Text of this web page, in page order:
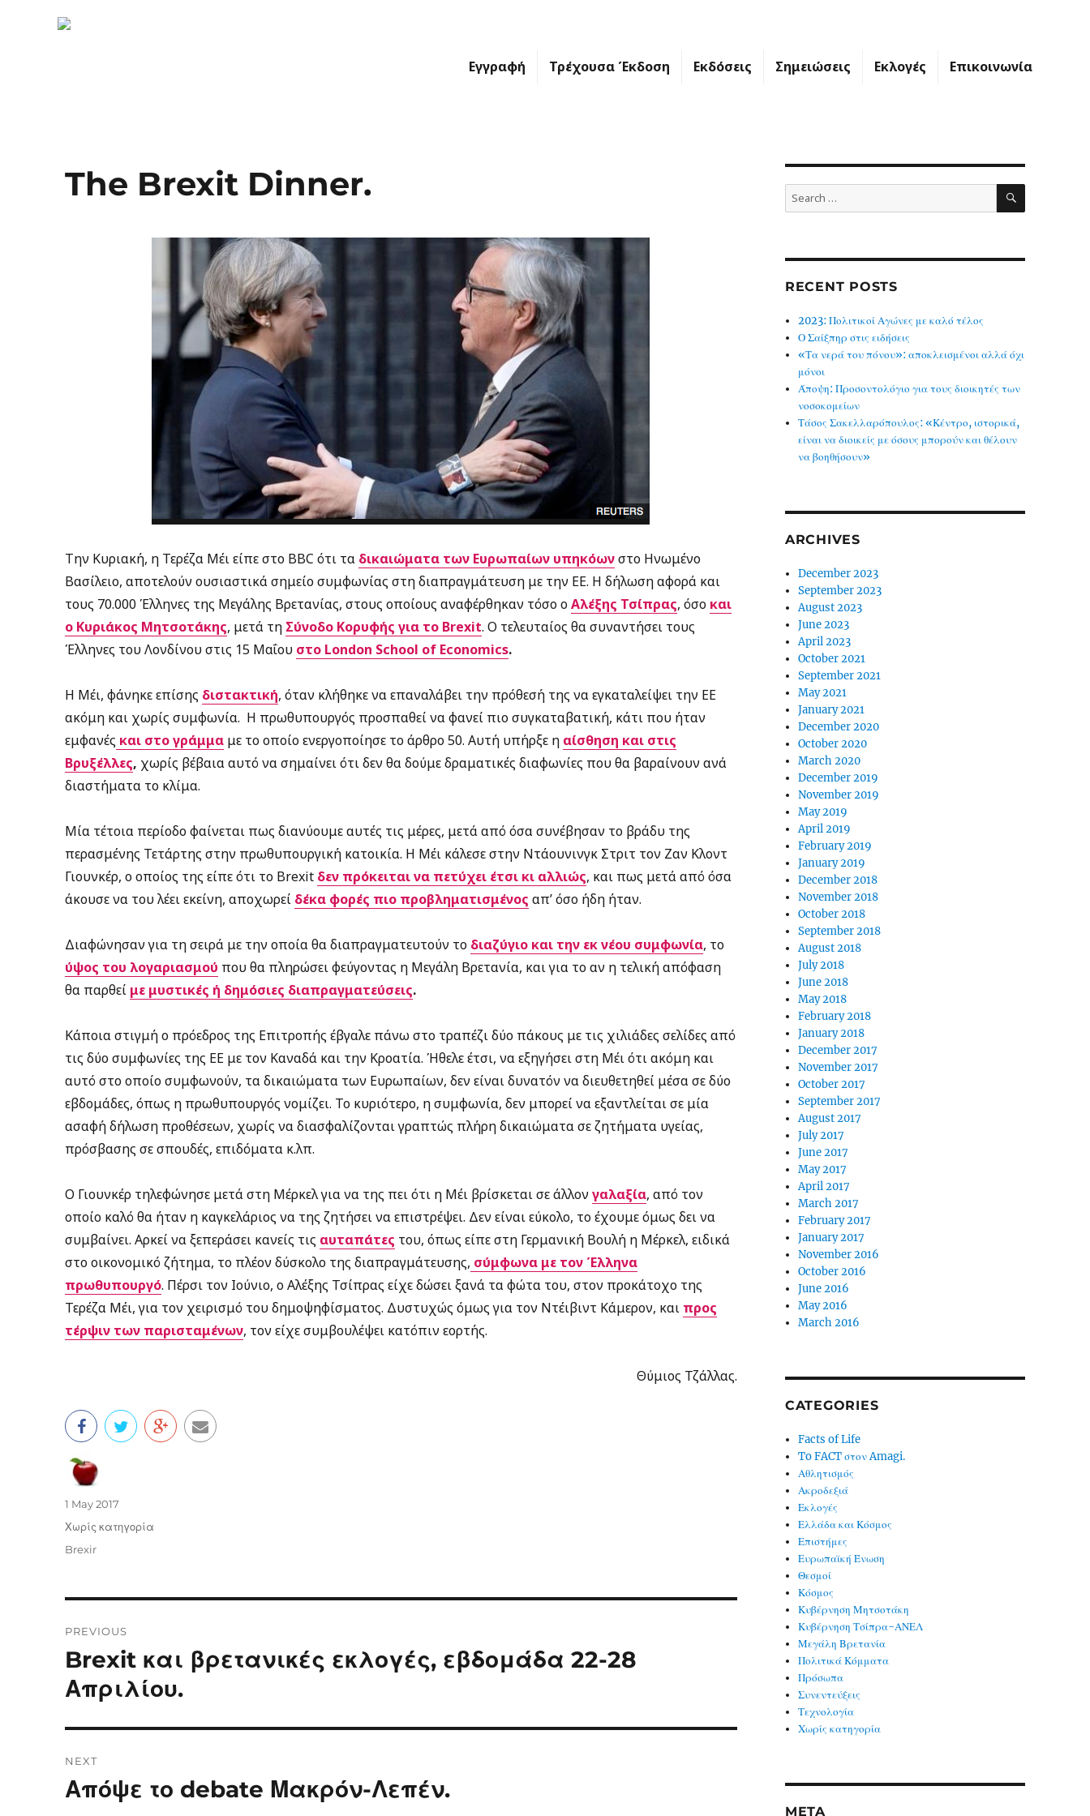
Εγγραφή Τρέχουσα Έκδοση Εκδόσεις Σημειώσεις Εκλογές Επικοινωνία
The Brexit Dinner.
Την Κυριακή, η Τερέζα Μέι είπε στο BBCότι τα δικαιώματα των Ευρωπαίων υπηκόωνστο Ηνωμένο
Βασίλειο, αποτελούν ουσιαστικά σημείο συμφωνίας στη διαπραγμάτευση με την ΕΕ. H δήλωση αφορά και
τους 70.000 Έλληνες της Μεγάλης Βρετανίας, στους οποίους αναφέρθηκαν τόσο οΑλέξης Τσίπρας, όσο και
ο Κυριάκος Μητσοτάκης, μετά τη Σύνοδο Κορυφής για το Brexit. Ο τελευταίος θα συναντήσει τους
Έλληνες του Λονδίνου στις 15 Μαΐου στο London School of Economics.
Η Μέι, φάνηκε επίσης διστακτική, όταν κλήθηκε να επαναλάβει την πρόθεσή της να εγκαταλείψει την ΕΕ
ακόμη και χωρίς συμφωνία. H πρωθυπουργός προσπαθεί να φανεί πιο συγκαταβατική, κάτι που ήταν
εμφανές και στο γράμμα με το οποίο ενεργοποίησε το άρθρο 50. Αυτή υπήρξε η αίσθηση και στις
Βρυξέλλες, χωρίς βέβαια αυτό να σημαίνει ότι δεν θα δούμε δραματικές διαφωνίες που θα βαραίνουν ανά
διαστήματα το κλίμα.
Μία τέτοια περίοδο φαίνεται πως διανύουμε αυτές τις μέρες, μετά από όσα συνέβησαν το βράδυ της
περασμένης Τετάρτης στην πρωθυπουργική κατοικία. Η Μέι κάλεσε στην Ντάουνινγκ Στριτ τον Ζαν Κλοντ
Γιουνκέρ, ο οποίος της είπε ότι το Brexit δεν πρόκειται να πετύχει έτσι κι αλλιώς, και πως μετά από όσα
άκουσε να του λέει εκείνη, αποχωρεί δέκα φορές πιο προβληματισμένος απ’ όσο ήδη ήταν.
Διαφώνησαν για τη σειρά με την οποία θα διαπραγματευτούν το διαζύγιο και την εκ νέου συμφωνία, το
ύψος του λογαριασμού που θα πληρώσει φεύγοντας η Μεγάλη Βρετανία, και για το αν η τελική απόφαση
θα παρθεί με μυστικές ή δημόσιες διαπραγματεύσεις.
Κάποια στιγμή ο πρόεδρος της Επιτροπής έβγαλε πάνω στο τραπέζι δύο πάκους με τις χιλιάδες σελίδες από
τις δύο συμφωνίες της ΕΕ με τον Καναδά και την Κροατία. Ήθελε έτσι, να εξηγήσει στη Μέι ότι ακόμη και
αυτό στο οποίο συμφωνούν, τα δικαιώματα των Ευρωπαίων, δεν είναι δυνατόν να διευθετηθεί μέσα σε δύο
εβδομάδες, όπως η πρωθυπουργός νομίζει. Το κυριότερο, η συμφωνία, δεν μπορεί να εξαντλείται σε μία
ασαφή δήλωση προθέσεων, χωρίς να διασφαλίζονται γραπτώς πλήρη δικαιώματα σε ζητήματα υγείας,
πρόσβασης σε σπουδές, επιδόματα κ.λπ.
Ο Γιουνκέρ τηλεφώνησε μετά στη Μέρκελ για να της πει ότι η Μέι βρίσκεται σε άλλονγαλαξία, από τον
οποίο καλό θα ήταν η καγκελάριος να της ζητήσει να επιστρέψει. Δεν είναι εύκολο, το έχουμε όμως δει να
συμβαίνει. Αρκεί να ξεπεράσει κανείς τις αυταπάτες του, όπως είπε στη Γερμανική Βουλή η Μέρκελ, ειδικά
στο οικονομικό ζήτημα, το πλέον δύσκολο της διαπραγμάτευσης, σύμφωνα με τον Έλληνα
πρωθυπουργό. Πέρσι τον Ιούνιο, ο Αλέξης Τσίπρας είχε δώσει ξανά τα φώτα του, στον προκάτοχο της
Τερέζα Μέι, για τον χειρισμό του δημοψηφίσματος. Δυστυχώς όμως για τον Ντέιβιντ Κάμερον, και προς
τέρψιν των παρισταμένων, τον είχε συμβουλέψει κατόπιν εορτής.
Θύμιος Τζάλλας.
Author
Posted
on
1 May 2017
Categories
Χωρίς κατηγορία
Tags
Brexir
navigation
PREVIOUS
Previous
post:
Brexit και βρετανικές εκλογές, εβδομάδα 22-28
Απριλίου.
NEXT
Next
Απόψε το debate Μακρόν-Λεπέν.
Search
for:
SEARCH
RECENT POSTS
2023: Πολιτικοί Αγώνες με καλό τέλος
Ο Σαίξπηρ στις ειδήσεις
«Τα νερά του πόνου»: αποκλεισμένοι αλλά όχι
μόνοι
Άποψη: Προσοντολόγιο για τους διοικητές των
νοσοκομείων
Τάσος Σακελλαρόπουλος: «Κέντρο, ιστορικά,
είναι να διοικείς με όσους μπορούν και θέλουν
να βοηθήσουν»
ARCHIVES
December 2023
September 2023
August 2023
June 2023
April 2023
October 2021
September 2021
May 2021
January 2021
December 2020
October 2020
March 2020
December 2019
November 2019
May 2019
April 2019
February 2019
January 2019
December 2018
November 2018
October 2018
September 2018
August 2018
July 2018
June 2018
May 2018
February 2018
January 2018
December 2017
November 2017
October 2017
September 2017
August 2017
July 2017
June 2017
May 2017
April 2017
March 2017
February 2017
January 2017
November 2016
October 2016
June 2016
May 2016
March 2016
CATEGORIES
Facts of Life
To FACT στον Amagi.
Αθλητισμός
Ακροδεξιά
Εκλογές
Ελλάδα και Κόσμος
Επιστήμες
Ευρωπαϊκή Ένωση
Θεσμοί
Κόσμος
Κυβέρνηση Μητσοτάκη
Κυβέρνηση Τσίπρα-ΑΝΕΛ
Μεγάλη Βρετανία
Πολιτικά Κόμματα
Πρόσωπα
Συνεντεύξεις
Τεχνολογία
Χωρίς κατηγορία
META